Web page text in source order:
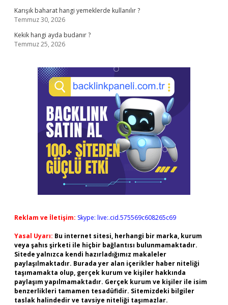
Karışık baharat hangi yemeklerde kullanılır ?
Temmuz 30, 2026
Kekik hangi ayda budanır ?
Temmuz 25, 2026
Reklam ve İletişim: Skype: live:.cid.575569c608265c69
Yasal Uyarı: Bu internet sitesi, herhangi bir marka, kurum
veya şahıs şirketi ile hiçbir bağlantısı bulunmamaktadır.
Sitede yalnızca kendi hazırladığımız makaleler
paylaşılmaktadır. Burada yer alan içerikler haber niteliği
taşımamakta olup, gerçek kurum ve kişiler hakkında
paylaşım yapılmamaktadır. Gerçek kurum ve kişiler ile isim
benzerlikleri tamamen tesadüfidir. Sitemizdeki bilgiler
taslak halindedir ve tavsiye niteliği taşımazlar.